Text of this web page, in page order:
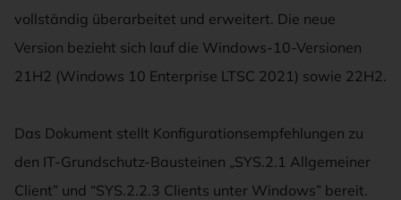
vollständig überarbeitet und erweitert. Die neue
Version bezieht sich lauf die Windows-10-Versionen
21H2 (Windows 10 Enterprise LTSC 2021) sowie 22H2.
Das Dokument stellt Konfigurationsempfehlungen zu
den IT-Grundschutz-Bausteinen „SYS.2.1 Allgemeiner
Client” und “SYS.2.2.3 Clients unter Windows” bereit.